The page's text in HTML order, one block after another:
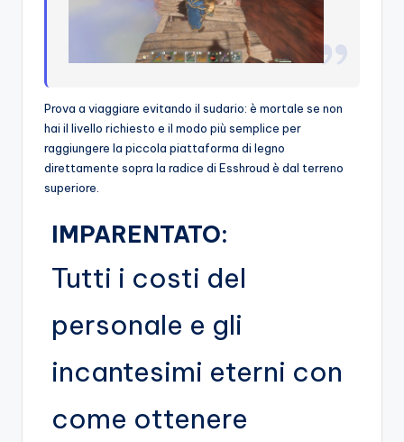
Prova a viaggiare evitando il sudario: è mortale se non
hai il livello richiesto e il modo più semplice per
raggiungere la piccola piattaforma di legno
direttamente sopra la radice di Esshroud è dal terreno
superiore.
IMPARENTATO:
Tutti i costi del
personale e gli
incantesimi eterni con
come ottenere